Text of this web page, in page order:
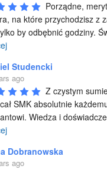
Porządne,
na które przychodzisz z
by odbębnić godziny.
Studencki
ago
Z czystym
SMK absolutnie
Wiedza i
Dobranowska
ago